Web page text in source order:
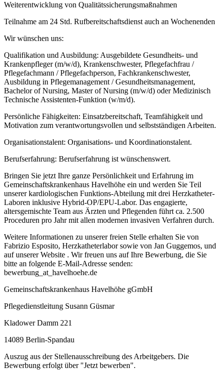
Weiterentwicklung von Qualitätssicherungsmaßnahmen
Teilnahme am 24 Std. Rufbereitschaftsdienst auch an Wochenenden
Wir wünschen uns:
Qualifikation und Ausbildung: Ausgebildete Gesundheits- und
Krankenpfleger (m/w/d), Krankenschwester, Pflegefachfrau /
Pflegefachmann / Pflegefachperson, Fachkrankenschwester,
Ausbildung in Pflegemanagement / Gesundheitsmanagement,
Bachelor of Nursing, Master of Nursing (m/w/d) oder Medizinisch
Technische Assistenten-Funktion (w/m/d).
Persönliche Fähigkeiten: Einsatzbereitschaft, Teamfähigkeit und
Motivation zum verantwortungsvollen und selbstständigen Arbeiten.
Organisationstalent: Organisations- und Koordinationstalent.
Berufserfahrung: Berufserfahrung ist wünschenswert.
Bringen Sie jetzt Ihre ganze Persönlichkeit und Erfahrung im
Gemeinschaftskrankenhaus Havelhöhe ein und werden Sie Teil
unserer kardiologischen Funktions-Abteilung mit drei Herzkatheter-
Laboren inklusive Hybrid-OP/EPU-Labor. Das engagierte,
altersgemischte Team aus Ärzten und Pflegenden führt ca. 2.500
Proceduren pro Jahr mit allen modernen invasiven Verfahren durch.
Weitere Informationen zu unserer freien Stelle erhalten Sie von
Fabrizio Esposito, Herzkatheterlabor sowie von Jan Guggemos, und
auf unserer Website . Wir freuen uns auf Ihre Bewerbung, die Sie
bitte an folgende E-Mail-Adresse senden:
bewerbung_at_havelhoehe.de
Gemeinschaftskrankenhaus Havelhöhe gGmbH
Pflegedienstleitung Susann Güsmar
Kladower Damm 221
14089 Berlin-Spandau
Auszug aus der Stellenausschreibung des Arbeitgebers. Die
Bewerbung erfolgt über "Jetzt bewerben".